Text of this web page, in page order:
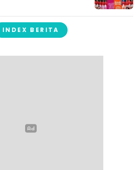
INDEX BERITA